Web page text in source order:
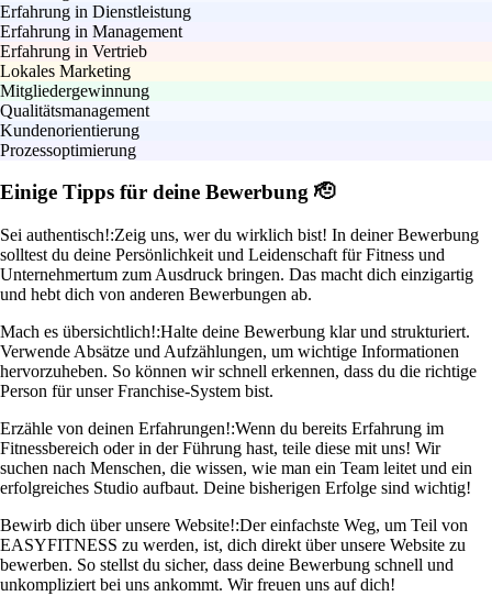
Erfahrung in Dienstleistung
Erfahrung in Management
Erfahrung in Vertrieb
Lokales Marketing
Mitgliedergewinnung
Qualitätsmanagement
Kundenorientierung
Prozessoptimierung
Einige Tipps für deine Bewerbung 🫡
Sei authentisch!:Zeig uns, wer du wirklich bist! In deiner Bewerbung
solltest du deine Persönlichkeit und Leidenschaft für Fitness und
Unternehmertum zum Ausdruck bringen. Das macht dich einzigartig
und hebt dich von anderen Bewerbungen ab.
Mach es übersichtlich!:Halte deine Bewerbung klar und strukturiert.
Verwende Absätze und Aufzählungen, um wichtige Informationen
hervorzuheben. So können wir schnell erkennen, dass du die richtige
Person für unser Franchise-System bist.
Erzähle von deinen Erfahrungen!:Wenn du bereits Erfahrung im
Fitnessbereich oder in der Führung hast, teile diese mit uns! Wir
suchen nach Menschen, die wissen, wie man ein Team leitet und ein
erfolgreiches Studio aufbaut. Deine bisherigen Erfolge sind wichtig!
Bewirb dich über unsere Website!:Der einfachste Weg, um Teil von
EASYFITNESS zu werden, ist, dich direkt über unsere Website zu
bewerben. So stellst du sicher, dass deine Bewerbung schnell und
unkompliziert bei uns ankommt. Wir freuen uns auf dich!